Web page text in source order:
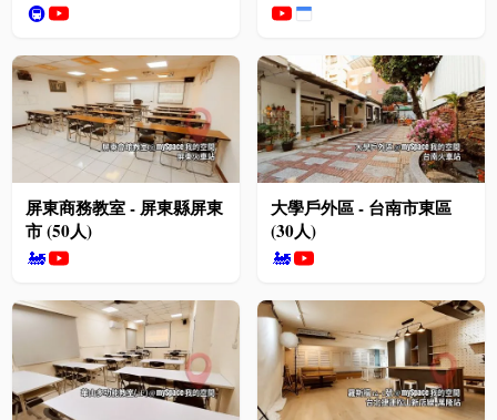
🚇
屏東商務教室 - 屏東縣屏東
市 (50人)
🚂
大學戶外區 - 台南市東區
(30人)
🚂